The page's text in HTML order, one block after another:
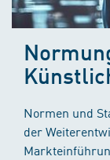
Normen und
der